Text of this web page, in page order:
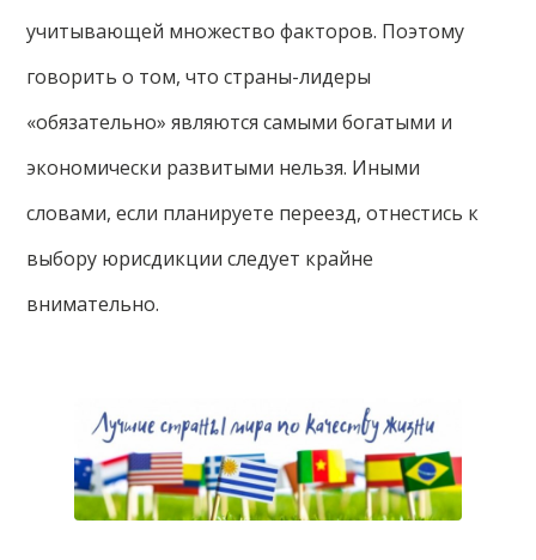
учитывающей множество факторов. Поэтому
говорить о том, что страны-лидеры
«обязательно» являются самыми богатыми и
экономически развитыми нельзя. Иными
словами, если планируете переезд, отнестись к
выбору юрисдикции следует крайне
внимательно.